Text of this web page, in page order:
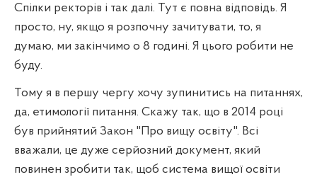
Спілки ректорів і так далі. Тут є повна відповідь. Я
просто, ну, якщо я розпочну зачитувати, то, я
думаю, ми закінчимо о 8 годині. Я цього робити не
буду.
Тому я в першу чергу хочу зупинитись на питаннях,
да, етимології питання. Скажу так, що в 2014 році
був прийнятий Закон "Про вищу освіту". Всі
вважали, це дуже серйозний документ, який
повинен зробити так, щоб система вищої освіти